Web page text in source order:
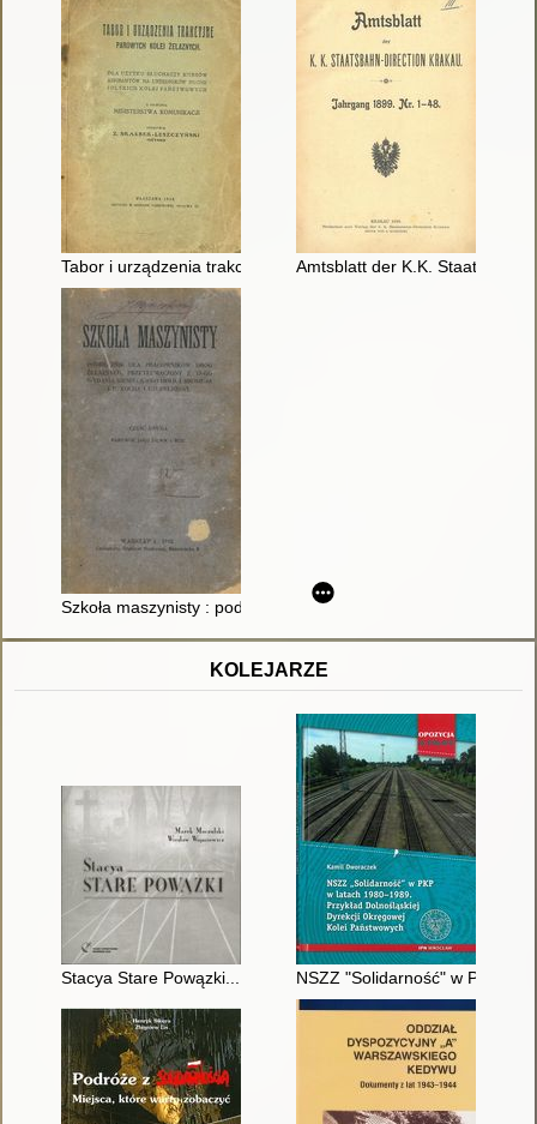
Tabor i urządzenia trakcyjne Parowych Kolei Żelaznych
Amtsblatt der K.K. Staatsbahn-
Szkoła maszynisty : podręcznik dla urzędników dróg
KOLEJARZE
Stacya Stare Powązki... : w hołdzie kolejarzom "wiedenki"
NSZZ "Solidarność" w PKP w